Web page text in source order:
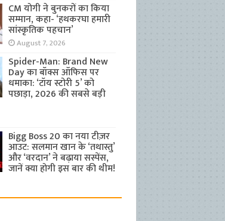
CM योगी ने बुनकरों का किया
सम्मान, कहा- ‘हथकरघा हमारी
सांस्कृतिक पहचान’
August 7, 2026
Spider-Man: Brand New
Day का बॉक्स ऑफिस पर
धमाका: ‘टॉय स्टोरी 5’ को
पछाड़ा, 2026 की सबसे बड़ी
Bigg Boss 20 का नया टीज़र
आउट: सलमान खान के ‘तथास्तु’
और ‘वरदान’ ने बढ़ाया सस्पेंस,
जानें क्या होगी इस बार की थीम!